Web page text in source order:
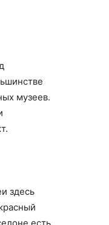
музеев.
здесь